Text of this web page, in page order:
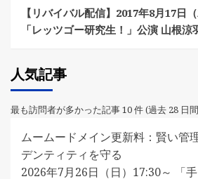
【リバイバル配信】2017年8月17日
「レッツゴー研究生！」公演 山根涼
人気記事
最も訪問者が多かった記事 10 件 (過去 28 日
ムームードメイン更新料：賢い管
デンティティを守る
2026年7月26日（日）17:30～ 「手